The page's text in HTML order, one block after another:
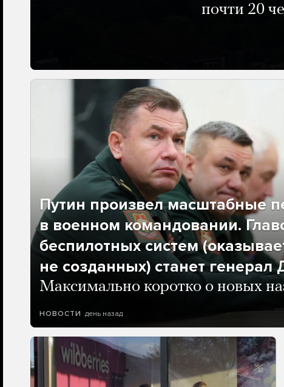
почти 20
Путин произвел масштабные
в военном командовании.
беспилотных систем
не созданных) станет
Максимально коротко о новых
НОВОСТИ день назад